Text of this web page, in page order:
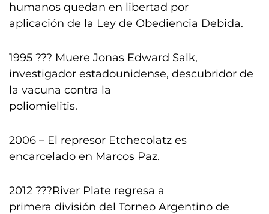
humanos quedan en libertad por
aplicación de la Ley de Obediencia Debida.
1995 ??? Muere Jonas Edward Salk,
investigador estadounidense, descubridor de
la vacuna contra la
poliomielitis.
2006 – El represor Etchecolatz es
encarcelado en Marcos Paz.
2012 ???River Plate regresa a
primera división del Torneo Argentino de